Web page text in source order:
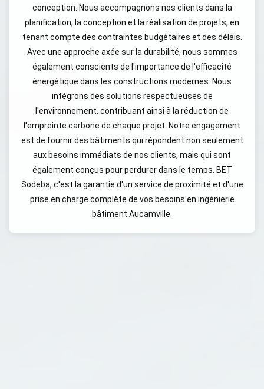
conception. Nous accompagnons nos clients dans la
planification, la conception et la réalisation de projets, en
tenant compte des contraintes budgétaires et des délais.
Avec une approche axée sur la durabilité, nous sommes
également conscients de l'importance de l'efficacité
énergétique dans les constructions modernes. Nous
intégrons des solutions respectueuses de
l'environnement, contribuant ainsi à la réduction de
l'empreinte carbone de chaque projet. Notre engagement
est de fournir des bâtiments qui répondent non seulement
aux besoins immédiats de nos clients, mais qui sont
également conçus pour perdurer dans le temps. BET
Sodeba, c'est la garantie d'un service de proximité et d'une
prise en charge complète de vos besoins en ingénierie
bâtiment Aucamville.